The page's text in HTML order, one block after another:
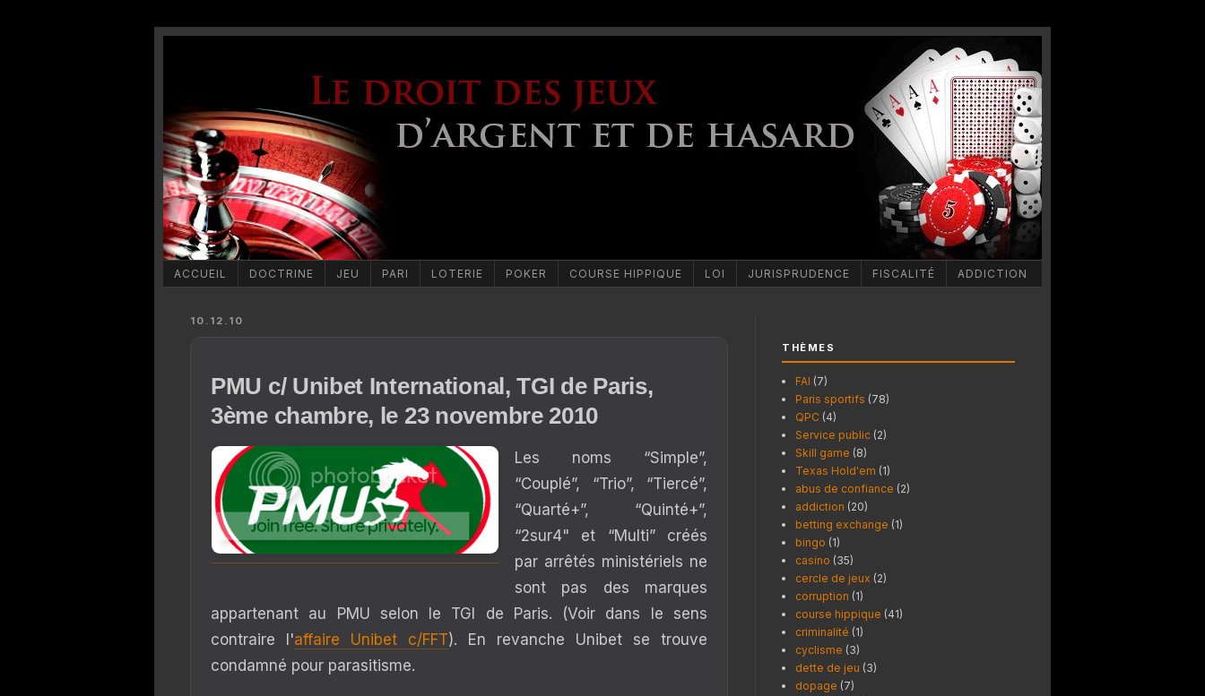
ACCUEIL DOCTRINE JEU PARI LOTERIE POKER COURSE HIPPIQUE LOI JURISPRUDENCE FISCALITÉ ADDICTION
10.12.10
PMU c/ Unibet International, TGI de Paris,
3ème chambre, le 23 novembre 2010
Les noms “Simple”,
“Couplé”, “Trio”, “Tiercé”,
“Quarté+”, “Quinté+”,
“2sur4" et “Multi” créés
par arrêtés ministériels ne
sont pas des marques
appartenant au PMU selon le TGI de Paris. (Voir dans le sens
contraire l'affaire Unibet c/FFT). En revanche Unibet se trouve
condamné pour parasitisme.
THÈMES
FAI (7)
Paris sportifs (78)
QPC (4)
Service public (2)
Skill game (8)
Texas Hold'em (1)
abus de confiance (2)
addiction (20)
betting exchange (1)
bingo (1)
casino (35)
cercle de jeux (2)
corruption (1)
course hippique (41)
criminalité (1)
cyclisme (3)
dette de jeu (3)
dopage (7)